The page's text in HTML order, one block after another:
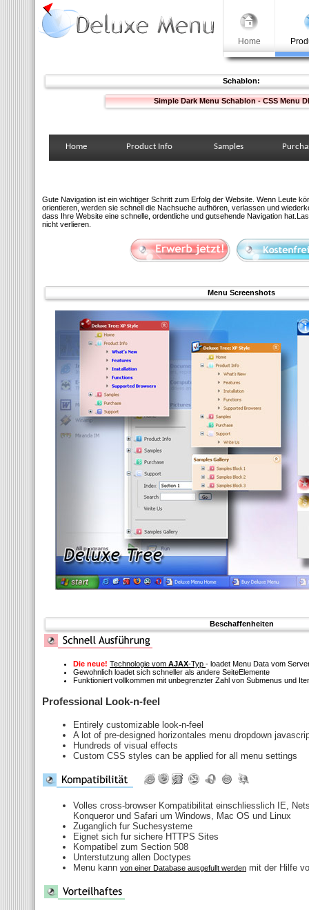
Home
Schablon:
Simple Dark Menu Schablon - CSS Menu
Home Product Info Samples
Gute Navigation ist ein wichtiger Schritt zum Erfolg der Website. Wenn Leute
orientieren, werden sie schnell die Nachsuche aufhören, verlassen und
dass Ihre Website eine schnelle, ordentliche und gutsehende Navigation
nicht verlieren.
Menu Screenshots
Beschaffenheiten
Die neue! Technologie vom AJAX-Typ - loadet Menu Data vom
Gewohnlich loadet sich schneller als andere SeiteElemente
Funktioniert vollkommen mit unbegrenzter Zahl von Submenus und
Professional Look-n-feel
Entirely customizable look-n-feel
A lot of pre-designed horizontales menu dropdown
Hundreds of visual effects
Custom CSS styles can be applied for all menu settings
Volles cross-browser Kompatibilitat einschliesslich IE,
Konqueror und Safari um Windows, Mac OS und Linux
Zuganglich fur Suchesysteme
Eignet sich fur sichere HTTPS Sites
Kompatibel zum Section 508
Unterstutzung allen Doctypes
Menu kann von einer Database ausgefullt werden mit der Hilfe